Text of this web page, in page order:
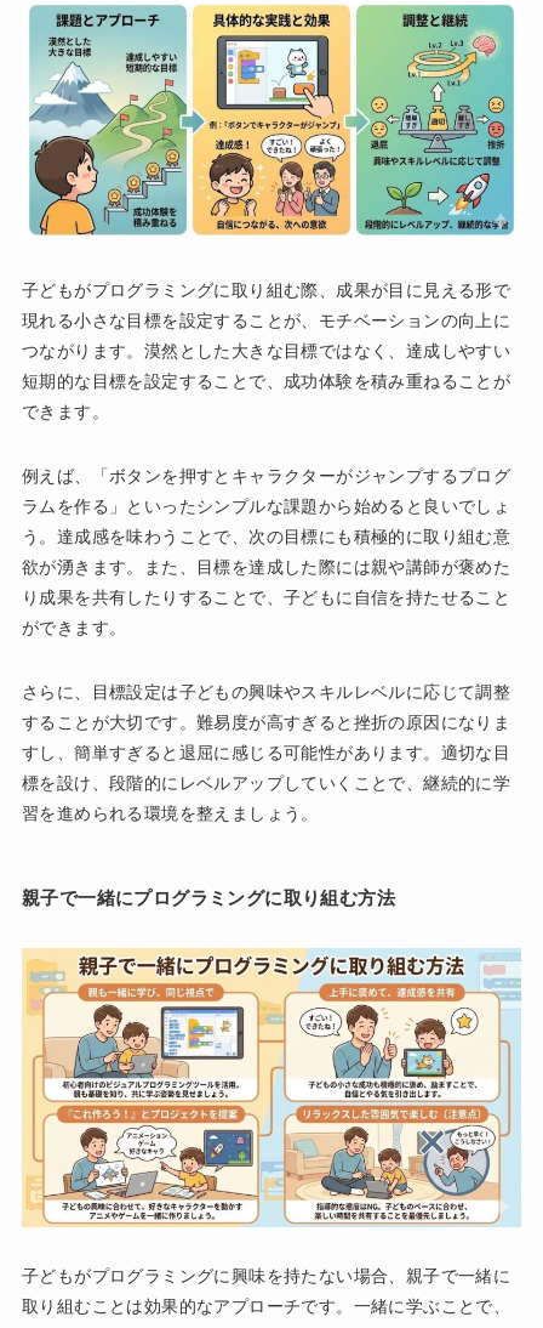
子どもがプログラミングに取り組む際、成果が目に見える形で
現れる小さな目標を設定することが、モチベーションの向上に
つながります。漠然とした大きな目標ではなく、達成しやすい
短期的な目標を設定することで、成功体験を積み重ねることが
できます。
例えば、「ボタンを押すとキャラクターがジャンプするプログ
ラムを作る」といったシンプルな課題から始めると良いでしょ
う。達成感を味わうことで、次の目標にも積極的に取り組む意
欲が湧きます。また、目標を達成した際には親や講師が褒めた
り成果を共有したりすることで、子どもに自信を持たせること
ができます。
さらに、目標設定は子どもの興味やスキルレベルに応じて調整
することが大切です。難易度が高すぎると挫折の原因になりま
すし、簡単すぎると退屈に感じる可能性があります。適切な目
標を設け、段階的にレベルアップしていくことで、継続的に学
習を進められる環境を整えましょう。
親子で一緒にプログラミングに取り組む方法
子どもがプログラミングに興味を持たない場合、親子で一緒に
取り組むことは効果的なアプローチです。一緒に学ぶことで、